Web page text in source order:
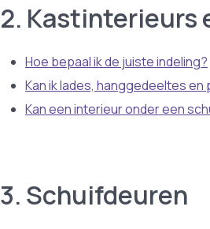
2. Kastinterieurs
Hoe bepaal ik de juiste indeling?
Kan ik lades, hanggedeeltes en
Kan een interieur onder een
3. Schuifdeuren